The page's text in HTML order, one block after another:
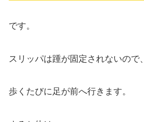
です。
スリッパは踵が固定されないので、
歩くたびに足が前へ行きます。